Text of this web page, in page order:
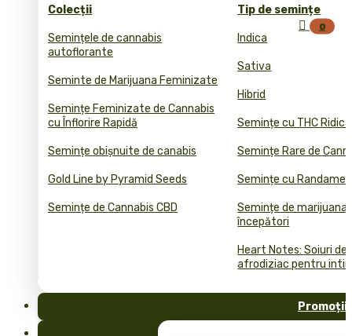
Colecții
Semințele de cannabis
autoflorante
Seminte de Marijuana Feminizate
Semințe Feminizate de Cannabis
cu Înflorire Rapidă
Semințe obișnuite de canabis
Gold Line by Pyramid Seeds
Semințe de Cannabis CBD
Tip de semințe
Indica
Sativa
Hibrid
Semințe cu THC
Semințe Rare de
Semințe cu
Semințe de marijuana
începători
Heart Notes: Soiuri de
afrodiziac pentru
Promoții
 0